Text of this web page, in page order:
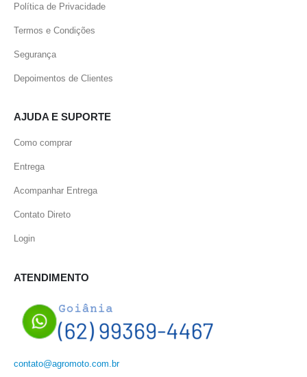
Política de Privacidade
Termos e Condições
Segurança
Depoimentos de Clientes
AJUDA E SUPORTE
Como comprar
Entrega
Acompanhar Entrega
Contato Direto
Login
ATENDIMENTO
contato@agromoto.com.br